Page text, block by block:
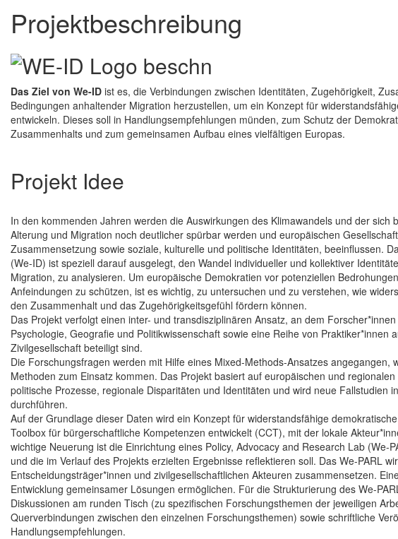
Projektbeschreibung
Das Ziel von We-ID ist es, die Verbindungen zwischen Identitäten, Zugehörigkeit,
Bedingungen anhaltender Migration herzustellen, um ein Konzept für
entwickeln. Dieses soll in Handlungsempfehlungen münden, zum Schutz der
Zusammenhalts und zum gemeinsamen Aufbau eines vielfältigen Europas.
Projekt Idee
In den kommenden Jahren werden die Auswirkungen des Klimawandels und der
Alterung und Migration noch deutlicher spürbar werden und europäischen
Zusammensetzung sowie soziale, kulturelle und politische Identitäten, beeinflussen.
(We-ID) ist speziell darauf ausgelegt, den Wandel individueller und kollektiver
Migration, zu analysieren. Um europäische Demokratien vor potenziellen
Anfeindungen zu schützen, ist es wichtig, zu untersuchen und zu verstehen, wie
den Zusammenhalt und das Zugehörigkeitsgefühl fördern können.
Das Projekt verfolgt einen inter- und transdisziplinären Ansatz, an dem
Psychologie, Geografie und Politikwissenschaft sowie eine Reihe von Praktiker*innen
Zivilgesellschaft beteiligt sind.
Die Forschungsfragen werden mit Hilfe eines Mixed-Methods-Ansatzes angegangen,
Methoden zum Einsatz kommen. Das Projekt basiert auf europäischen und
politische Prozesse, regionale Disparitäten und Identitäten und wird neue Fallstudien
durchführen.
Auf der Grundlage dieser Daten wird ein Konzept für widerstandsfähige
Toolbox für bürgerschaftliche Kompetenzen entwickelt (CCT), mit der lokale
wichtige Neuerung ist die Einrichtung eines Policy, Advocacy and Research Lab (We-
und die im Verlauf des Projekts erzielten Ergebnisse reflektieren soll. Das We-PARL
Entscheidungsträger*innen und zivilgesellschaftlichen Akteuren zusammensetzen.
Entwicklung gemeinsamer Lösungen ermöglichen. Für die Strukturierung des We-
Diskussionen am runden Tisch (zu spezifischen Forschungsthemen der jeweiligen
Querverbindungen zwischen den einzelnen Forschungsthemen) sowie schriftliche
Handlungsempfehlungen.